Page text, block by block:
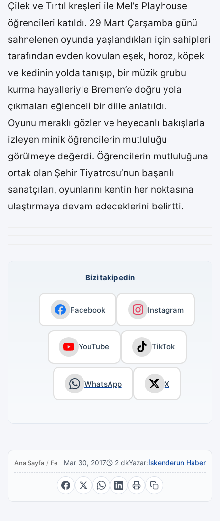
Çilek ve Tırtıl kreşleri ile Mel’s Playhouse
öğrencileri katıldı. 29 Mart Çarşamba günü
sahnelenen oyunda yaşlandıkları için sahipleri
tarafından evden kovulan eşek, horoz, köpek
ve kedinin yolda tanışıp, bir müzik grubu
kurma hayalleriyle Bremen’e doğru yola
çıkmaları eğlenceli bir dille anlatıldı.
Oyunu meraklı gözler ve heyecanlı bakışlarla
izleyen minik öğrencilerin mutluluğu
görülmeye değerdi. Öğrencilerin mutluluğuna
ortak olan Şehir Tiyatrosu’nun başarılı
sanatçıları, oyunlarını kentin her noktasına
ulaştırmaya devam edeceklerini belirtti.
Bizi takip edin
Facebook Instagram
YouTube TikTok
WhatsApp X
Ana Sayfa / FeaturedMar 30, 2017 2 dkYazar:İskenderun Haber